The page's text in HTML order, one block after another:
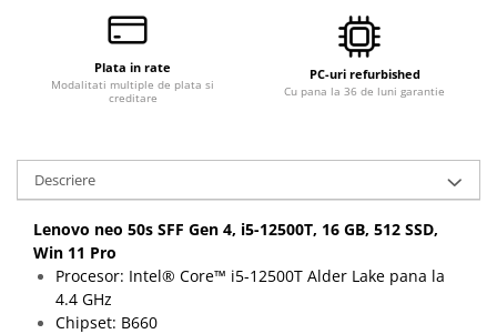
PC All-in-One
Calculatoare All-in-One NOI
Calculatoare All-in-One RENEW
Componente All-in-One
Monitoare
Monitoare NOI
Monitoare Refurbished
Monitoare Renew
Plata in rate
Modalitati multiple de plata si
creditare
PC-uri refurbished
Cu pana la 36 de luni garantie
Descriere
Lenovo neo 50s SFF Gen 4, i5-12500T, 16 GB, 512 SSD,
Win 11 Pro
Procesor: Intel® Core™ i5-12500T Alder Lake pana la
4.4 GHz
Chipset: B660